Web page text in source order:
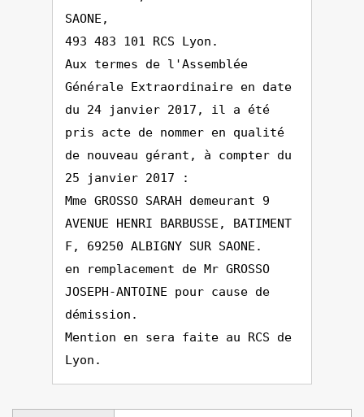
SAONE,
493 483 101 RCS Lyon.
Aux termes de l'Assemblée
Générale Extraordinaire en date
du 24 janvier 2017, il a été
pris acte de nommer en qualité
de nouveau gérant, à compter du
25 janvier 2017 :
Mme GROSSO SARAH demeurant 9
AVENUE HENRI BARBUSSE, BATIMENT
F, 69250 ALBIGNY SUR SAONE.
en remplacement de Mr GROSSO
JOSEPH-ANTOINE pour cause de
démission.
Mention en sera faite au RCS de
Lyon.